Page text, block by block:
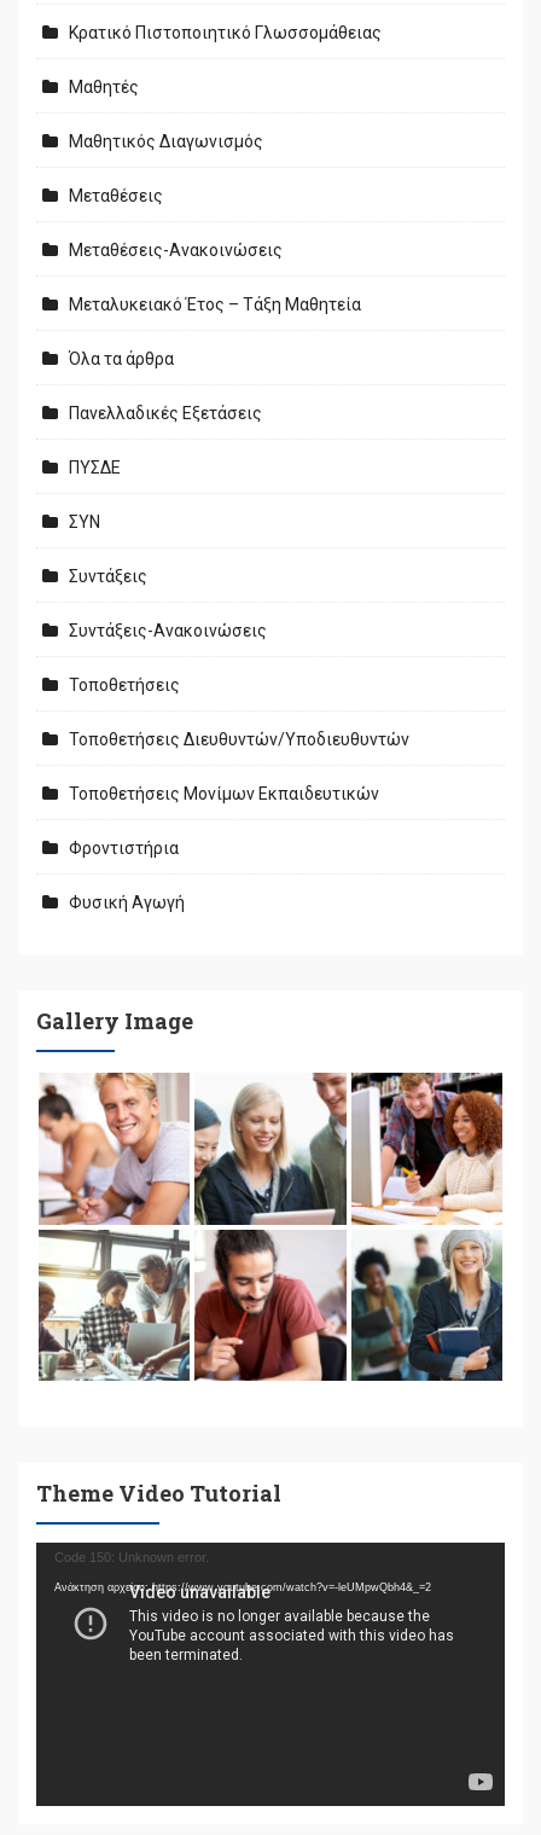
Κρατικό Πιστοποιητικό Γλωσσομάθειας
Μαθητές
Μαθητικός Διαγωνισμός
Μεταθέσεις
Μεταθέσεις-Ανακοινώσεις
Μεταλυκειακό Έτος – Τάξη Μαθητεία
Όλα τα άρθρα
Πανελλαδικές Εξετάσεις
ΠΥΣΔΕ
ΣΥΝ
Συντάξεις
Συντάξεις-Ανακοινώσεις
Τοποθετήσεις
Τοποθετήσεις Διευθυντών/Υποδιευθυντών
Τοποθετήσεις Μονίμων Εκπαιδευτικών
Φροντιστήρια
Φυσική Αγωγή
Gallery Image
Theme Video Tutorial
Πρόγραμμα
Αναπαραγωγής
Βίντεο
Code 150: Unknown error.
Ανάκτηση αρχείου: https://www.youtube.com/watch?v=-leUMpwQbh4&_=2